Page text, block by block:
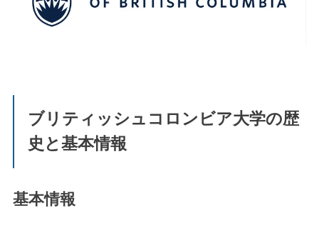
ブリティッシュコロンビア大学の歴
史と基本情報
基本情報